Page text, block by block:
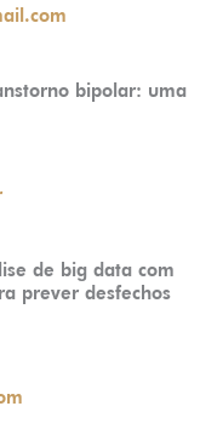
bipolar: uma
de big data com
prever desfechos